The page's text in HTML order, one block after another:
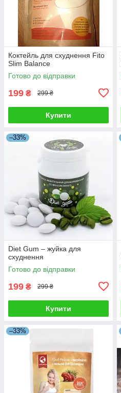
Коктейль для схуднення Fito
Slim Balance
Готово до відправки
199 ₴ 299 ₴
Купити
–33%
Diet Gum – жуйка для
схуднення
Готово до відправки
199 ₴ 299 ₴
Купити
–33%